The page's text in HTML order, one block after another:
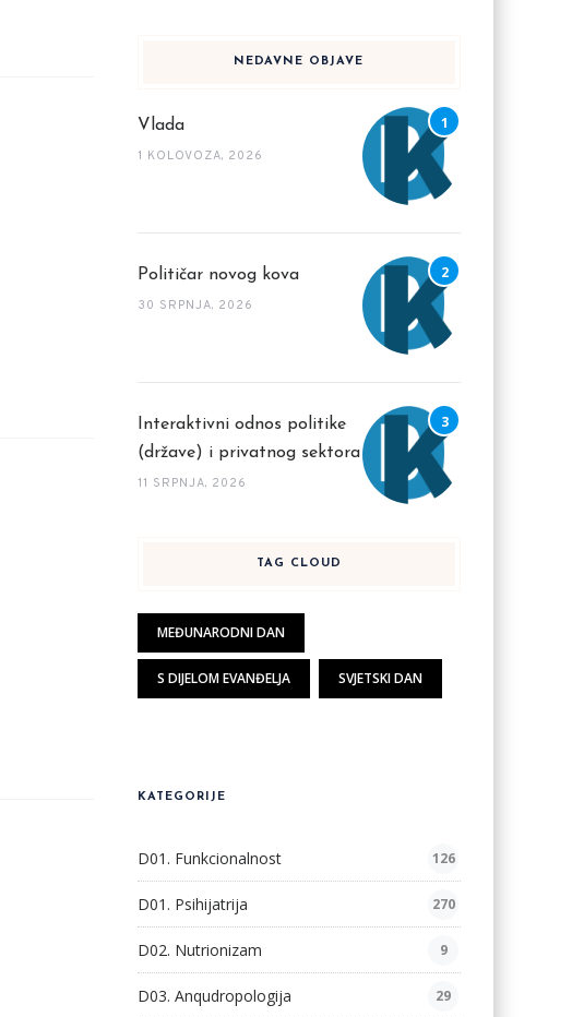
NEDAVNE OBJAVE
Vlada
1 KOLOVOZA, 2026
Političar novog kova
30 SRPNJA, 2026
Interaktivni odnos politike
(države) i privatnog sektora
11 SRPNJA, 2026
TAG CLOUD
MEĐUNARODNI DAN
S DIJELOM EVANĐELJA SVJETSKI DAN
KATEGORIJE
D01. Funkcionalnost 126
D01. Psihijatrija 270
D02. Nutrionizam 9
D03. Anqudropologija 29